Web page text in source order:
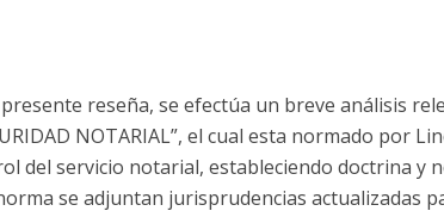
reseña, se efectúa un breve análisis
NOTARIAL”, el cual esta normado por
del servicio notarial, estableciendo doctrina y
se adjuntan jurisprudencias actualizadas